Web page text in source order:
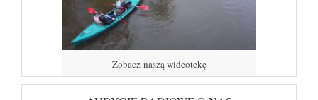
Zobacz naszą wideotekę